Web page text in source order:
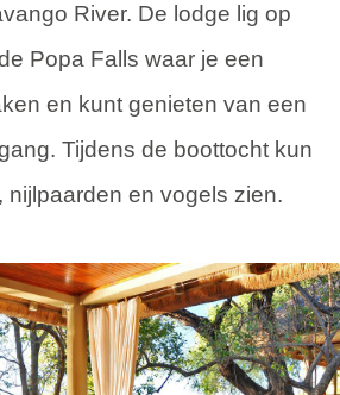
River. De lodge lig op
Popa Falls waar je een
en kunt genieten van een
Tijdens de boottocht kun
nijlpaarden en vogels zien.